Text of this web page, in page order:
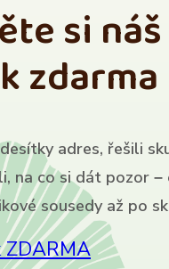
si náš
zdarma
adres, řešili
na co si dát pozor
sousedy až po
ZDARMA